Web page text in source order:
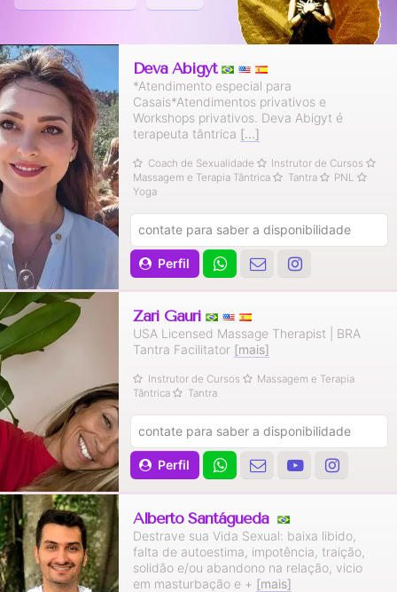
Deva Abigyt
*Atendimento especial para
Casais*Atendimentos privativos e
Workshops privativos. Deva Abigyt é
terapeuta tântrica [...]
Coach de Sexualidade
Instrutor de Cursos
Massagem e Terapia Tântrica
Tantra
PNL
Yoga
Perfil
contate para saber a disponibilidade
Zari Gauri
USA Licensed Massage Therapist | BRA
Tantra Facilitator [mais]
Instrutor de Cursos
Massagem e Terapia
Tântrica
Tantra
Perfil
contate para saber a disponibilidade
Alberto Santágueda
Destrave sua Vida Sexual: baixa libido,
falta de autoestima, impotência, traição,
solidão e/ou abandono na relação, vicio
em masturbação e + [mais]